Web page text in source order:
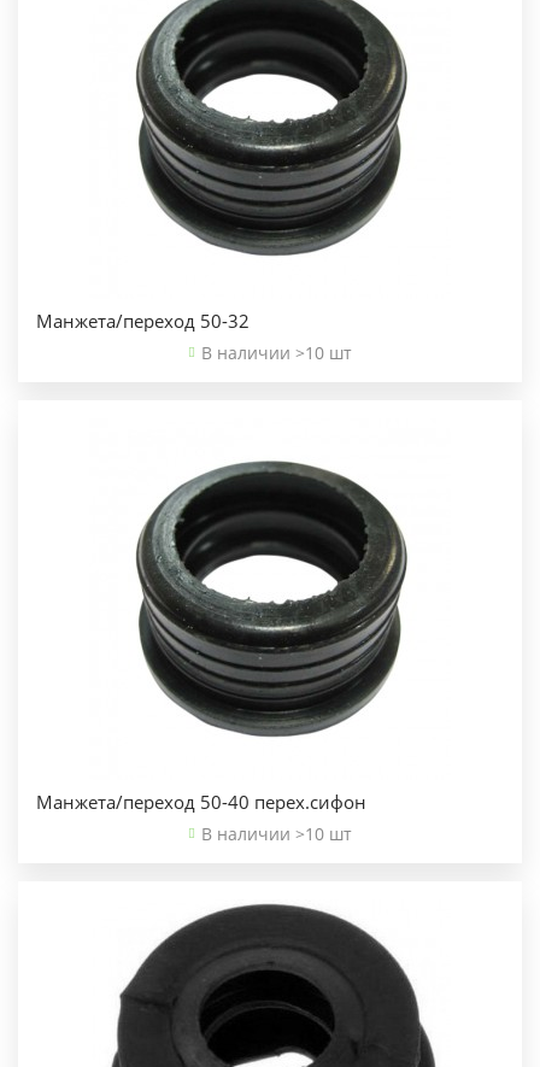
Манжета/переход 50-32
В наличии >10 шт
Манжета/переход 50-40 перех.сифон
В наличии >10 шт